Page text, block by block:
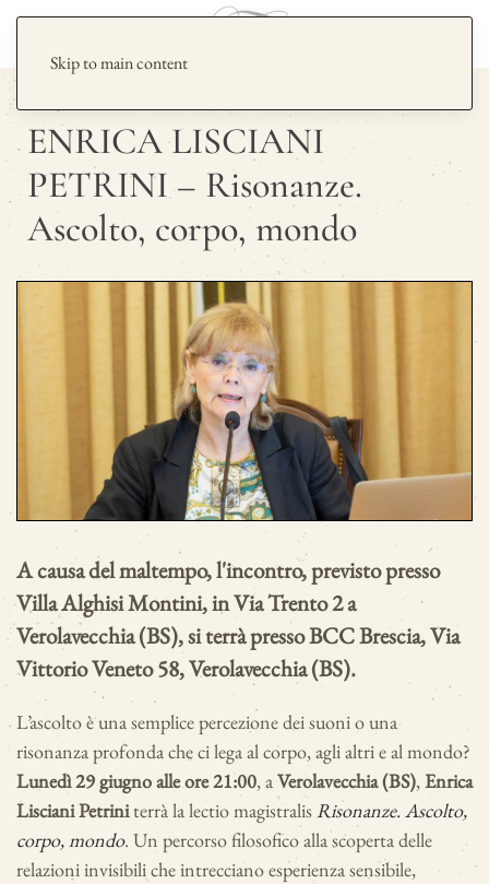
Skip to main content
ENRICA LISCIANI
PETRINI – Risonanze.
Ascolto, corpo, mondo
A causa del maltempo, l'incontro, previsto presso
Villa Alghisi Montini, in Via Trento 2 a
Verolavecchia (BS), si terrà presso BCC Brescia, Via
Vittorio Veneto 58, Verolavecchia (BS).
L’ascolto è una semplice percezione dei suoni o una
risonanza profonda che ci lega al corpo, agli altri e al mondo?
Lunedì 29 giugno alle ore 21:00, aVerolavecchia (BS),Enrica
Lisciani Petriniterrà la lectio magistralis Risonanze. Ascolto,
corpo, mondo. Un percorso filosofico alla scoperta delle
relazioni invisibili che intrecciano esperienza sensibile,